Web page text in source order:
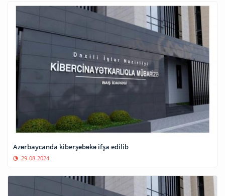
Azərbaycanda kiberşəbəkə ifşa edilib
29-08-2024